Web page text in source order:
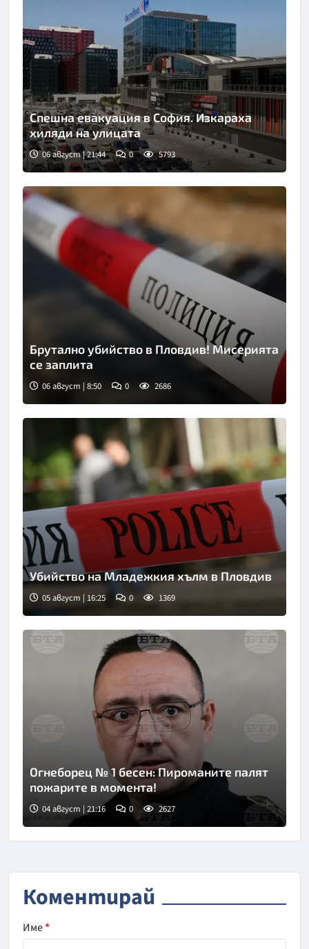
Спешна евакуация в София. Изкараха
хиляди на улицата
06 август | 21:44 0 5793
Снимка: goggle
Брутално убийство в Пловдив! Мисерията
се заплита
06 август | 8:50 0 2686
Убийство на Младежкия хълм в Пловдив
05 август | 16:25 0 1369
Огнеборец № 1 бесен: Пироманите палят
пожарите в момента!
04 август | 21:16 0 2627
Коментирай
Име*